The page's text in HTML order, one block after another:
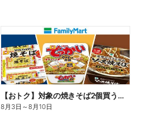
【おトク】対象の焼きそば2個買うと100円引き!
8月3日 ～8月10日